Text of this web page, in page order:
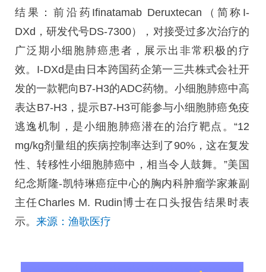
结果：前沿药Ifinatamab Deruxtecan（简称I-
DXd，研发代号DS-7300），对接受过多次治疗的
广泛期小细胞肺癌患者，展示出非常积极的疗
效。I-DXd是由日本跨国药企第一三共株式会社开
发的一款靶向B7-H3的ADC药物。小细胞肺癌中高
表达B7-H3，提示B7-H3可能参与小细胞肺癌免疫
逃逸机制，是小细胞肺癌潜在的治疗靶点。“12
mg/kg剂量组的疾病控制率达到了90%，这在复发
性、转移性小细胞肺癌中，相当令人鼓舞。”美国
纪念斯隆-凯特琳癌症中心的胸内科肿瘤学家兼副
主任Charles M. Rudin博士在口头报告结果时表
示。 来源：渔歌医疗